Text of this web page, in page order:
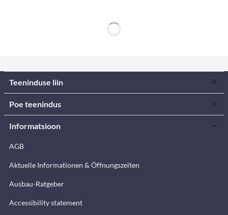
Teeninduse liin
Poe teenindus
Informatsioon
AGB
Aktuelle Informationen & Öffnungszeiten
Ausbau-Ratgeber
Accessibility statement